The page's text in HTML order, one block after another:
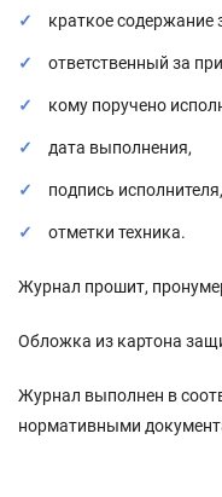
краткое содержание
ответственный за
кому поручено
дата выполнения,
подпись исполнителя,
отметки техника.
Журнал прошит,
Обложка из картона
Журнал выполнен в
нормативными